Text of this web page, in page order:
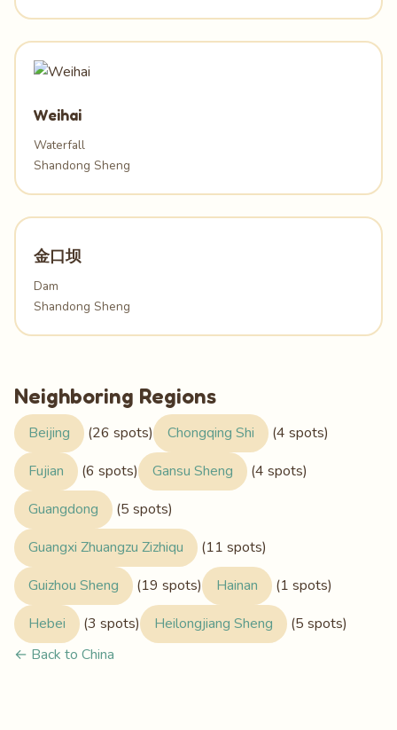
Weihai
Waterfall
Shandong Sheng
金口坝
Dam
Shandong Sheng
Neighboring Regions
Beijing (26 spots) Chongqing Shi
(4 spots)
Fujian
(6 spots) Gansu Sheng
(4 spots)
Guangdong
(5 spots)
Guangxi Zhuangzu Zizhiqu
(11 spots)
Guizhou Sheng
(19 spots) Hainan
(1 spots)
Hebei
(3 spots) Heilongjiang Sheng
(5 spots)
← Back to China